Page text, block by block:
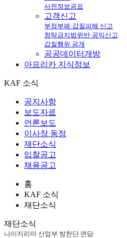
사전정보공표
고객신고
부정부패·갑질피해 신고
청탁금지법위반·공익신고
갑질행위 공개
공공데이터개방
아프리카 지식정보
KAF 소식
공지사항
보도자료
언론보도
이사장 동정
재단소식
입찰공고
채용공고
홈
KAF 소식
재단소식
재단소식
나이지리아 산업부 방한단 면담